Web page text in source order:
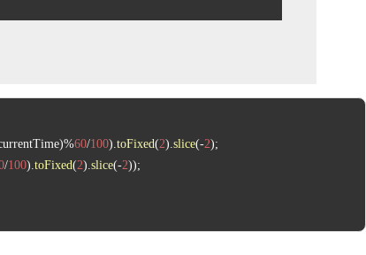
)%60/100).toFixed(2).slice(-2
/100).toFixed(2).slice(-2